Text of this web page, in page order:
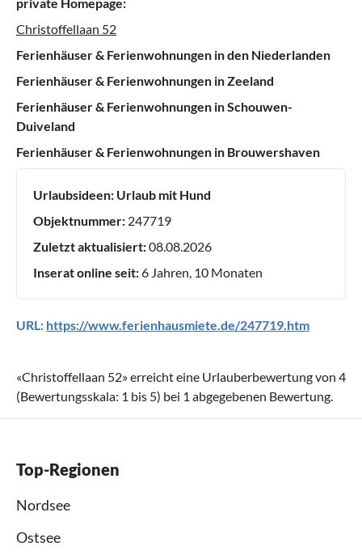
Christoffellaan 52
Ferienhäuser & Ferienwohnungen in den Niederlanden
Ferienhäuser & Ferienwohnungen in Zeeland
Ferienhäuser & Ferienwohnungen in Schouwen-
Duiveland
Ferienhäuser & Ferienwohnungen in Brouwershaven
Urlaubsideen: Urlaub mit Hund
Objektnummer: 247719
Zuletzt aktualisiert:08.08.2026
Inserat online seit:6 Jahren, 10 Monaten
URL: https://www.ferienhausmiete.de/247719.htm
«Christoffellaan 52» erreicht eine Urlauberbewertung von 4
(Bewertungsskala: 1 bis 5) bei 1 abgegebenen Bewertung.
Top-Regionen
Nordsee
Ostsee